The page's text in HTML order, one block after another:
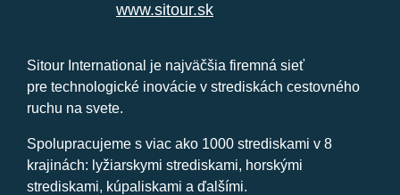
www.sitour.sk
Sitour International je najväčšia firemná sieť
pre technologické inovácie v strediskách cestovného
ruchu na svete.
Spolupracujeme s viac ako 1000 strediskami v 8
krajinách: lyžiarskymi strediskami, horskými
strediskami, kúpaliskami a ďalšími.